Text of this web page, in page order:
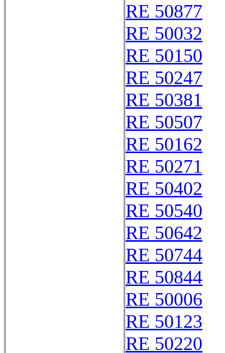
RE 50877
RE 50032
RE 50150
RE 50247
RE 50381
RE 50507
RE 50162
RE 50271
RE 50402
RE 50540
RE 50642
RE 50744
RE 50844
RE 50006
RE 50123
RE 50220